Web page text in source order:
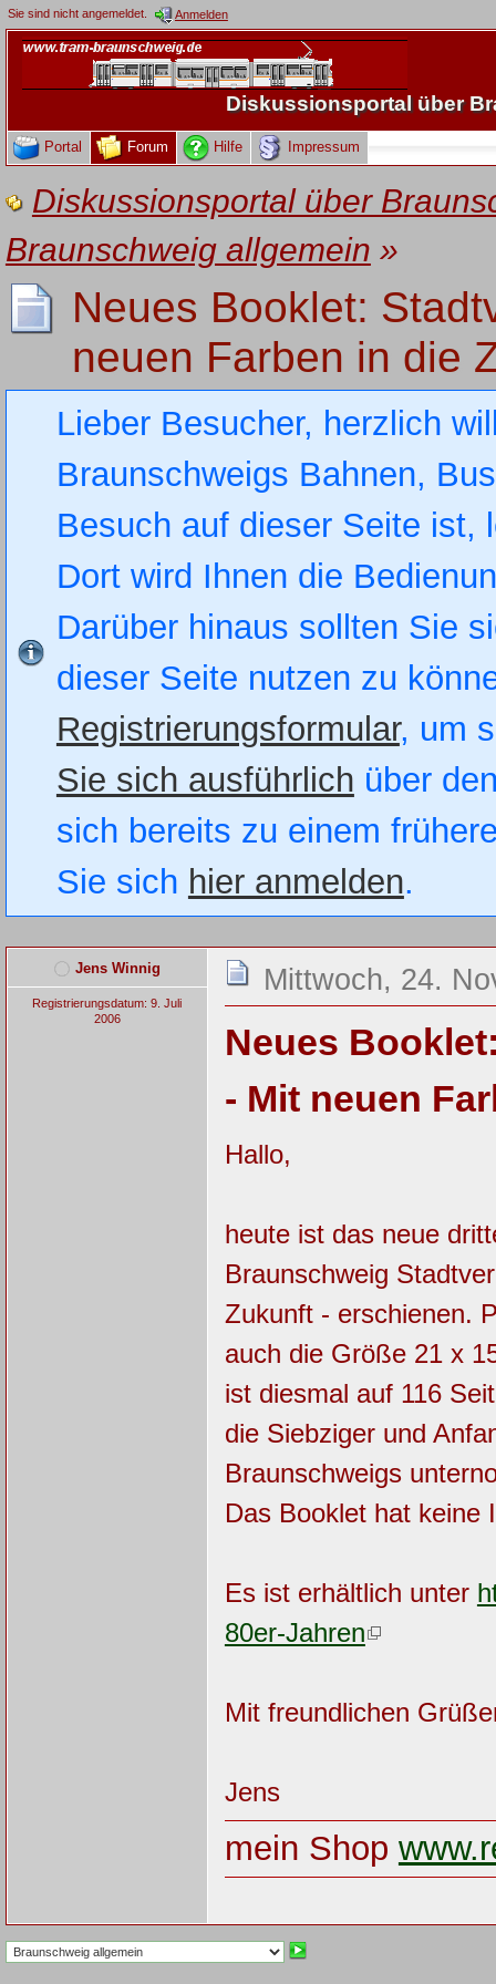
Sie sind nicht angemeldet. Anmelden
Diskussionsportal über
Portal Forum Hilfe Impressum
Diskussionsportal über
Braunschweig allgemein »
Neues Booklet:
neuen Farben in die
Lieber Besucher, herzlich
Braunschweigs Bahnen,
Besuch auf dieser Seite
Dort wird Ihnen die
Darüber hinaus sollten Sie
dieser Seite nutzen zu
Registrierungsformular, um
Sie sich ausführlich über
sich bereits zu einem
Sie sich hier anmelden.
Jens Winnig
Registrierungsdatum: 9. Juli
2006
Mittwoch, 24.
Neues
- Mit neuen
Hallo,
heute ist das neue
Braunschweig
Zukunft - erschienen.
auch die Größe 21 x
ist diesmal auf 116
die Siebziger und
Braunschweigs
Das Booklet hat keine
Es ist erhältlich unter
80er-Jahren
Mit freundlichen
Jens
mein Shop